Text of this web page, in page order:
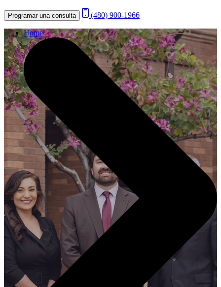
Programar una consulta (480) 900-1966
Home